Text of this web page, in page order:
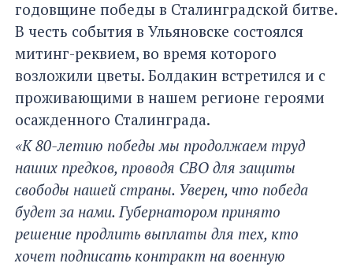
годовщине победы в Сталинградской битве.
В честь события в Ульяновске состоялся
митинг-реквием, во время которого
возложили цветы. Болдакин встретился и с
проживающими в нашем регионе героями
осажденного Сталинграда.
«К 80-летию победы мы продолжаем труд
наших предков, проводя СВО для защиты
свободы нашей страны. Уверен, что победа
будет за нами. Губернатором принято
решение продлить выплаты для тех, кто
хочет подписать контракт на военную